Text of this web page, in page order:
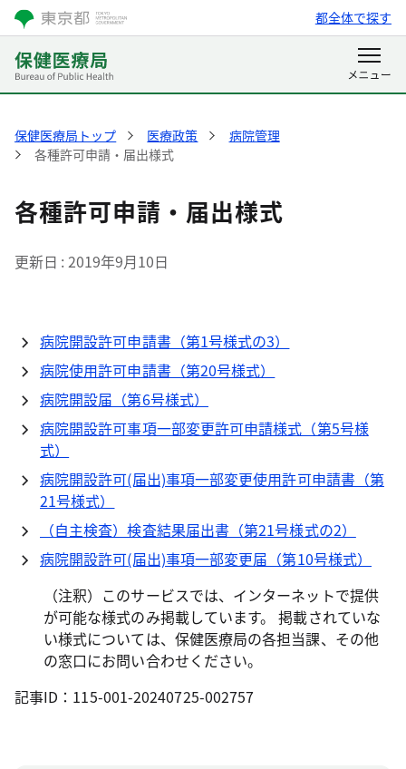
都全体で探す
保健医療局トップ 医療政策
病院管理
各種許可申請・届出様式
各種許可申請・届出様式
更新日 2019年9月10日
病院開設許可申請書（第1号様式の3）
病院使用許可申請書（第20号様式）
病院開設届（第6号様式）
病院開設許可事項一部変更許可申請様式（第5号様
式）
病院開設許可(届出)事項一部変更使用許可申請書（第
21号様式）
（自主検査）検査結果届出書（第21号様式の2）
病院開設許可(届出)事項一部変更届（第10号様式）
（注釈）このサービスでは、インターネットで提供
が可能な様式のみ掲載しています。 掲載されていな
い様式については、保健医療局の各担当課、その他
の窓口にお問い合わせください。
記事ID：115-001-20240725-002757